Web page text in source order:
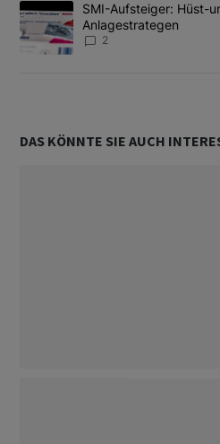
Ein Trendartikel mit dem Titel
SMI-Aufsteiger: Hüst-
Anlagestrategen
2
DAS KÖNNTE SIE AUCH